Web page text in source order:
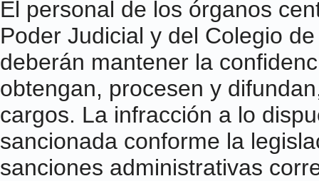
El personal de los órganos
Poder Judicial y del Colegio
deberán mantener la
obtengan, procesen y
cargos. La infracción a lo
sancionada conforme la
sanciones administrativas